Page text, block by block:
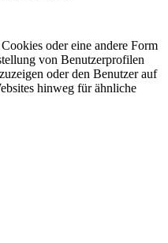
oder eine andere Form
von Benutzerprofilen
oder den Benutzer auf
hinweg für ähnliche